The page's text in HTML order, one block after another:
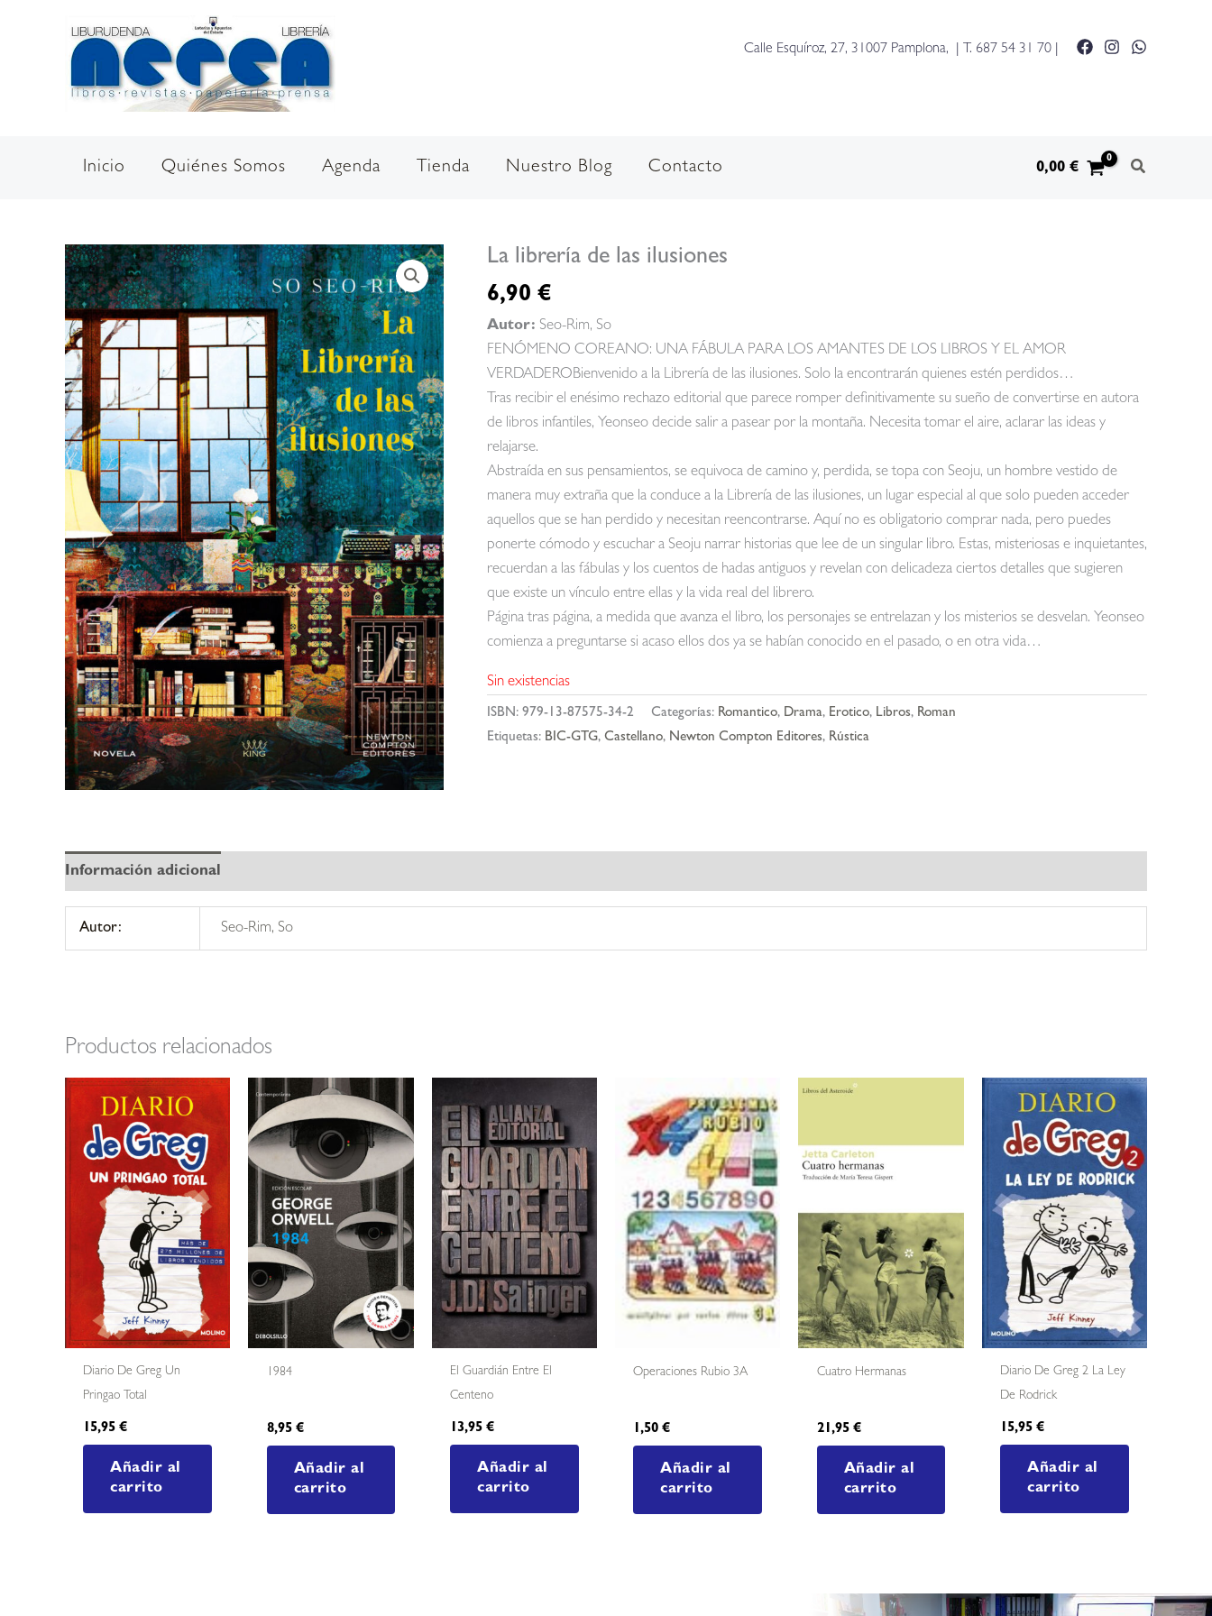
Calle Esquíroz, 27, 31007 Pamplona, | T. 687 54 31 70
Inicio Quiénes Somos Agenda Tienda Nuestro Blog Contacto 0,00€
La librería de las ilusiones
6,90 €
Autor: Seo-Rim, So
FENÓMENO COREANO: UNA FÁBULA PARA LOS AMANTES DE LOS LIBROS Y EL AMOR
VERDADEROBienvenido a la Librería de las ilusiones. Solo la encontrarán quienes estén perdidos…
Tras recibir el enésimo rechazo editorial que parece romper definitivamente su sueño de convertirse en autora
de libros infantiles, Yeonseo decide salir a pasear por la montaña. Necesita tomar el aire, aclarar las ideas y
relajarse.
Abstraída en sus pensamientos, se equivoca de camino y, perdida, se topa con Seoju, un hombre vestido de
manera muy extraña que la conduce a la Librería de las ilusiones, un lugar especial al que solo pueden acceder
aquellos que se han perdido y necesitan reencontrarse. Aquí no es obligatorio comprar nada, pero puedes
ponerte cómodo y escuchar a Seoju narrar historias que lee de un singular libro. Estas, misteriosas e inquietantes,
recuerdan a las fábulas y los cuentos de hadas antiguos y revelan con delicadeza ciertos detalles que sugieren
que existe un vínculo entre ellas y la vida real del librero.
Página tras página, a medida que avanza el libro, los personajes se entrelazan y los misterios se desvelan. Yeonseo
comienza a preguntarse si acaso ellos dos ya se habían conocido en el pasado, o en otra vida…
Sin existencias
ISBN: 979-13-87575-34-2 Categorías: Romantico, Drama, Erotico, Libros, Roman
Etiquetas: BIC-GTG, Castellano, Newton Compton Editores, Rústica
Información adicional
Autor: Seo-Rim, So
Productos relacionados
Diario De Greg Un
Pringao Total
15,95€
Añadir al
carrito
1984
8,95 €
Añadir al
carrito
El Guardián Entre El
Centeno
13,95€
Añadir al
carrito
Operaciones Rubio 3A
1,50€
Añadir al
carrito
Cuatro Hermanas
21,95 €
Añadir al
carrito
Diario De Greg 2 La Ley
De Rodrick
15,95€
Añadir al
carrito